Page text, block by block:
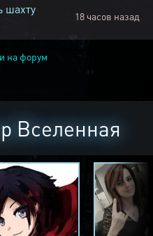
шахту
18 часов назад
на форум
Вселенная